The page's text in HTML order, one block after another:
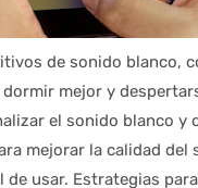
de sonido blanco,
mejor y
el sonido blanco y
mejorar la calidad del
usar. Estrategias